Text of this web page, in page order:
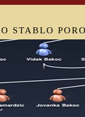
STABLO